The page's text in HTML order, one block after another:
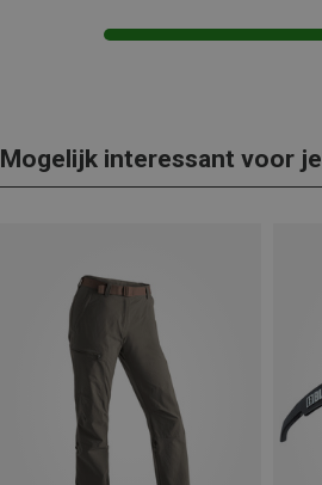
Mogelijk interessant voor je